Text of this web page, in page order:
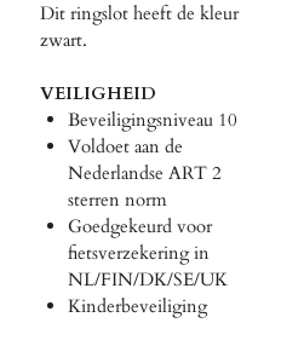
Dit ringslot heeft de kleur
zwart.
VEILIGHEID
Beveiligingsniveau 10
Voldoet aan de
Nederlandse ART 2
sterren norm
Goedgekeurd voor
fietsverzekering in
NL/FIN/DK/SE/UK
Kinderbeveiliging